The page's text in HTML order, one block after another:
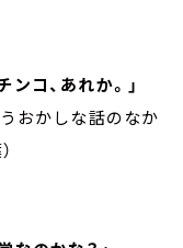
コ、あれか。」
おかしな話のなか